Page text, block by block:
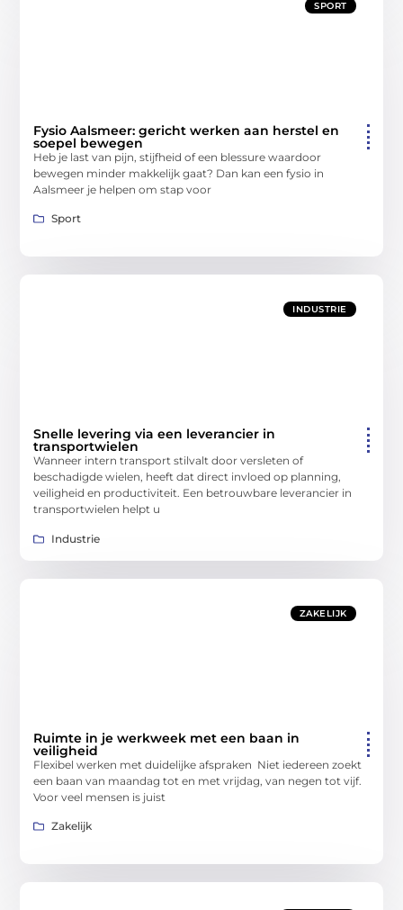
SPORT
Fysio Aalsmeer: gericht werken aan herstel en
soepel bewegen
Heb je last van pijn, stijfheid of een blessure waardoor
bewegen minder makkelijk gaat? Dan kan een fysio in
Aalsmeer je helpen om stap voor
Sport
INDUSTRIE
Snelle levering via een leverancier in
transportwielen
Wanneer intern transport stilvalt door versleten of
beschadigde wielen, heeft dat direct invloed op planning,
veiligheid en productiviteit. Een betrouwbare leverancier in
transportwielen helpt u
Industrie
ZAKELIJK
Ruimte in je werkweek met een baan in
veiligheid
Flexibel werken met duidelijke afspraken Niet iedereen zoekt
een baan van maandag tot en met vrijdag, van negen tot vijf.
Voor veel mensen is juist
Zakelijk